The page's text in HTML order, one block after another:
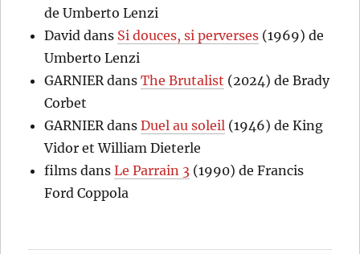
de Umberto Lenzi
David dans Si douces, si perverses (1969) de
Umberto Lenzi
GARNIER dansThe Brutalist (2024) de Brady
Corbet
GARNIER dansDuel au soleil (1946) de King
Vidor et William Dieterle
films dansLe Parrain 3 (1990) de Francis
Ford Coppola